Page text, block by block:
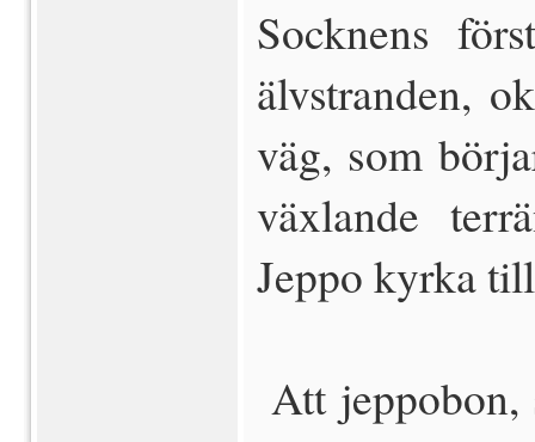
Socknens
älvstranden,
väg, som
växlande
Jeppo kyrka
 Att